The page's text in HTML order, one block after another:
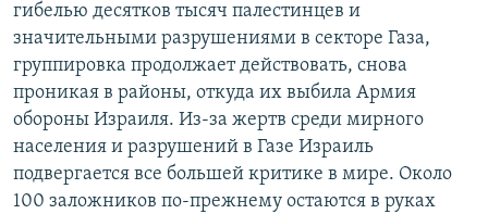
гибелью десятков тысяч палестинцев и
значительными разрушениями в секторе Газа,
группировка продолжает действовать, снова
проникая в районы, откуда их выбила Армия
обороны Израиля. Из-за жертв среди мирного
населения и разрушений в Газе Израиль
подвергается все большей критике в мире. Около
100 заложников по-прежнему остаются в руках